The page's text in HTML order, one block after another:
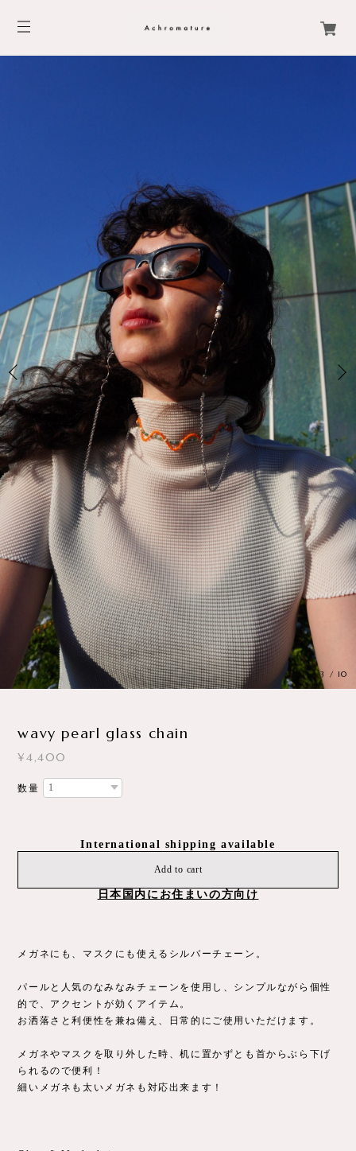
3 / 10
wavy pearl glass chain
¥4,400
数量
International shipping available
Add to cart
日本国内にお住まいの方向け
メガネにも、マスクにも使えるシルバーチェーン。
パールと人気のなみなみチェーンを使用し、シンプルながら個性
的で、アクセントが効くアイテム。
お洒落さと利便性を兼ね備え、日常的にご使用いただけます。
メガネやマスクを取り外した時、机に置かずとも首からぶら下げ
られるので便利！
細いメガネも太いメガネも対応出来ます！